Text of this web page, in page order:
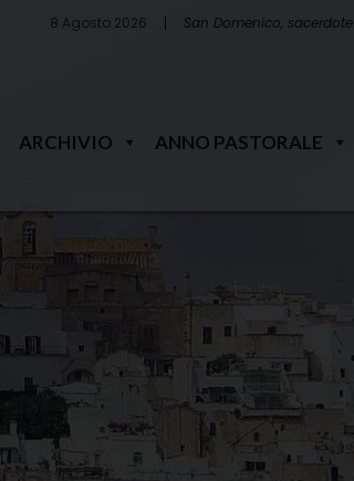
8 Agosto 2026 San Domenico, sacerdote
ARCHIVIO
ANNO PASTORALE